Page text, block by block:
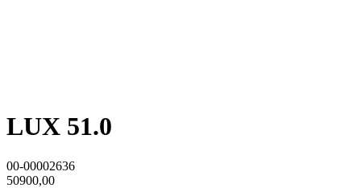
LUX 51.0
00-00002636
50900,00